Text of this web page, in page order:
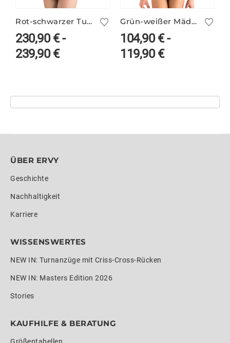
Rot-schwarzer Turnanzug mit Netzärmeln – TALITHA/4
230,90€-
239,90€
Grün-weißer Mädchen Print-Turnanzug ILKA/4
104,90€-
119,90€
ÜBER ERVY
Geschichte
Nachhaltigkeit
Karriere
WISSENSWERTES
NEW IN: Turnanzüge mit Criss-Cross-Rücken
NEW IN: Masters Edition 2026
Stories
KAUFHILFE & BERATUNG